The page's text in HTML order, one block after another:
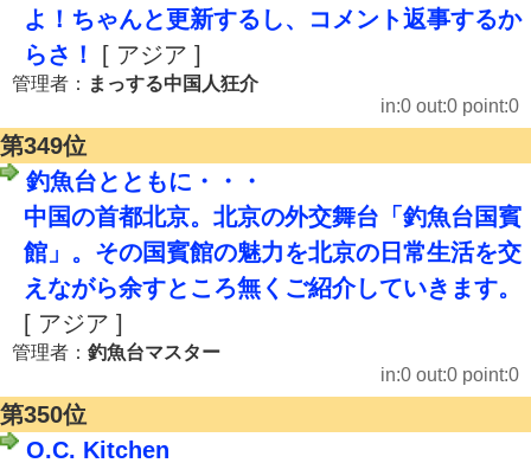
よ！ちゃんと更新するし、コメント返事するか
らさ！
[ アジア ]
管理者： まっする中国人狂介
in:0 out:0 point:0
第349位
釣魚台とともに・・・
中国の首都北京。北京の外交舞台「釣魚台国賓
館」。その国賓館の魅力を北京の日常生活を交
えながら余すところ無くご紹介していきます。
[ アジア ]
管理者： 釣魚台マスター
in:0 out:0 point:0
第350位
O.C. Kitchen